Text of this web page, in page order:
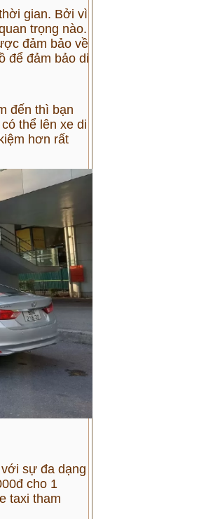
gian. Bởi vì
trọng nào.
đảm bảo về
để đảm bảo di
đến thì bạn
thể lên xe di
hơn rất
sự đa dạng
cho 1
taxi tham